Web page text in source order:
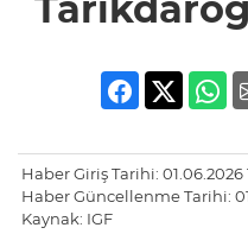
Haber Giriş Tarihi: 01.06.2026
Haber Güncellenme Tarihi:
Kaynak: IGF